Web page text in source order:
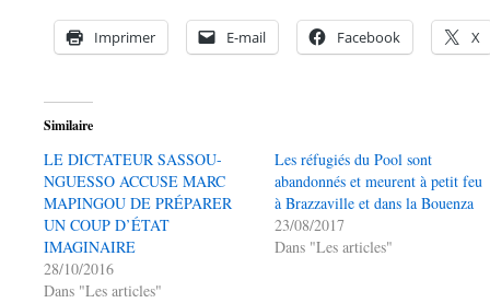
Imprimer E-mail Facebook X
Similaire
LE DICTATEUR SASSOU-
NGUESSO ACCUSE MARC
MAPINGOU DE PRÉPARER
UN COUP D’ÉTAT
IMAGINAIRE
28/10/2016
Dans "Les articles"
Les réfugiés du Pool sont
abandonnés et meurent à petit feu
à Brazzaville et dans la Bouenza
23/08/2017
Dans "Les articles"